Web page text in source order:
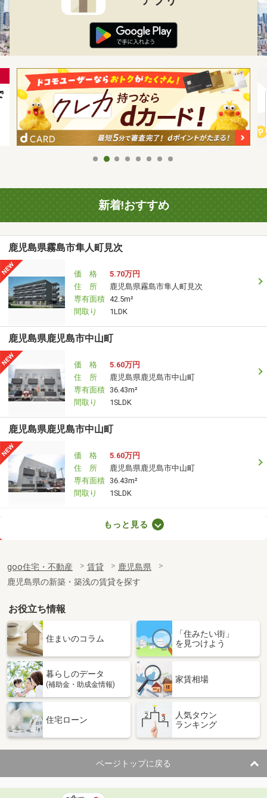
新着!おすすめ
鹿児島県霧島市隼人町見次
価 格
5.70万円
住 所
鹿児島県霧島市隼人町見次
専有面積 42.5m²
間取り
1LDK
鹿児島県鹿児島市中山町
価 格
5.60万円
住 所
鹿児島県鹿児島市中山町
専有面積 36.43m²
間取り
1SLDK
鹿児島県鹿児島市中山町
価 格
5.60万円
住 所
鹿児島県鹿児島市中山町
専有面積 36.43m²
間取り
1SLDK
鹿児島県薩摩川内市宮内町
専有面積
28.02m²
間取り
1K
鹿児島県薩摩川内市中郷４
価 格
4.20万円
鹿児島県薩摩川内市中郷４
専有面積 23.61m²
間取り
鹿児島県薩摩川内市大王町
住 所
鹿児島県薩摩川内市大王町
専有面積 23.61m²
間取り
1K
鹿児島県薩摩川内市御陵下町
もっと見る
goo住宅・不動産 賃貸
鹿児島県
鹿児島県の新築・築浅の賃貸を探す
お役立ち情報
住まいのコラム
「住みたい街」
を見つけよう
暮らしのデータ
(補助金・助成金情報)
家賃相場
住宅ローン
人気タウン
ランキング
ページトップに戻る